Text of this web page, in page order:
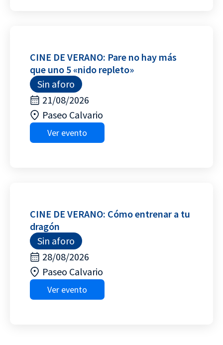
CINE DE VERANO: Pare no hay más
que uno 5 «nido repleto»
Sin aforo
21/08/2026
Paseo Calvario
Ver evento
CINE DE VERANO: Cómo entrenar a tu
dragón
Sin aforo
28/08/2026
Paseo Calvario
Ver evento